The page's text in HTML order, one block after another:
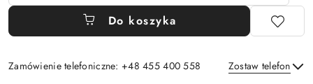
Do koszyka
Zamówienie telefoniczne: +48 455 400 558 Zostaw telefon